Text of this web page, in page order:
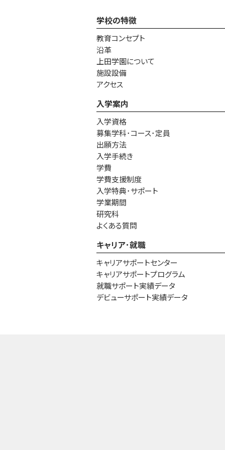
学校の特徴
教育コンセプト
沿革
上田学園について
施設設備
アクセス
入学案内
入学資格
募集学科･コース･定員
出願方法
入学手続き
学費
学費支援制度
入学特典･サポート
学業期間
研究科
よくある質問
キャリア･就職
キャリアサポートセンター
キャリアサポートプログラム
就職サポート実績データ
デビューサポート実績データ